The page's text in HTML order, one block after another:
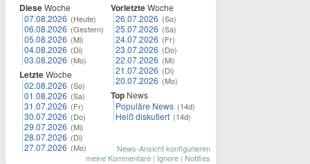
DieseWoche
07.08.2026 (Heute)
06.08.2026 (Gestern)
05.08.2026 (Mi)
04.08.2026 (Di)
03.08.2026 (Mo)
LetzteWoche
02.08.2026 (So)
01.08.2026 (Sa)
31.07.2026 (Fr)
30.07.2026 (Do)
29.07.2026 (Mi)
28.07.2026 (Di)
27.07.2026 (Mo)
VorletzteWoche
26.07.2026 (So)
25.07.2026 (Sa)
24.07.2026 (Fr)
23.07.2026 (Do)
22.07.2026 (Mi)
21.07.2026 (Di)
20.07.2026 (Mo)
Top News
Populäre News (14d)
Heiß diskutiert (14d)
News-Ansicht konfigurieren
meine Kommentare | Ignore | Notifies